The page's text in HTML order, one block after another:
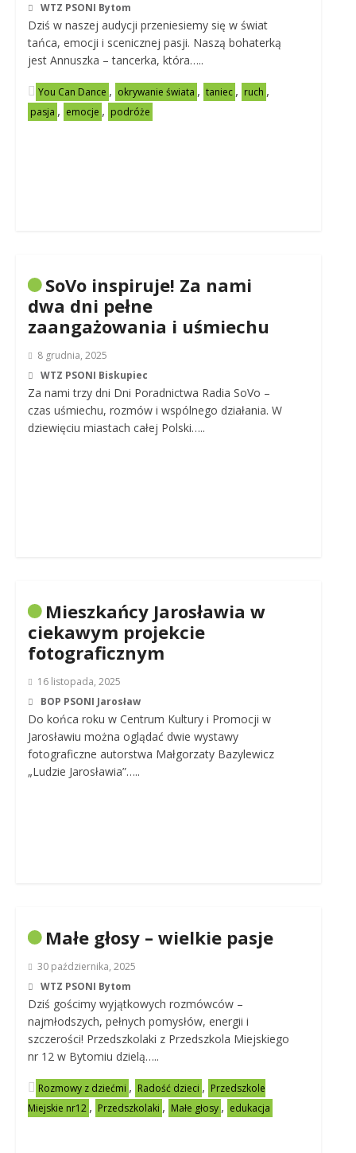
WTZ PSONI Bytom
Dziś w naszej audycji przeniesiemy się w świat
tańca, emocji i scenicznej pasji. Naszą bohaterką
jest Annuszka – tancerka, która…..
You Can Dance , okrywanie świata , taniec , ruch ,
pasja , emocje , podróże
SoVo inspiruje! Za nami
dwa dni pełne
zaangażowania i uśmiechu
8 grudnia, 2025
WTZ PSONI Biskupiec
Za nami trzy dni Dni Poradnictwa Radia SoVo –
czas uśmiechu, rozmów i wspólnego działania. W
dziewięciu miastach całej Polski…..
Mieszkańcy Jarosławia w
ciekawym projekcie
fotograficznym
16 listopada, 2025
BOP PSONI Jarosław
Do końca roku w Centrum Kultury i Promocji w
Jarosławiu można oglądać dwie wystawy
fotograficzne autorstwa Małgorzaty Bazylewicz
„Ludzie Jarosławia”…..
Małe głosy – wielkie pasje
30 października, 2025
WTZ PSONI Bytom
Dziś gościmy wyjątkowych rozmówców –
najmłodszych, pełnych pomysłów, energii i
szczerości! Przedszkolaki z Przedszkola Miejskiego
nr 12 w Bytomiu dzielą…..
Rozmowy z dziećmi , Radość dzieci , Przedszkole
Miejskie nr12 , Przedszkolaki , Małe głosy , edukacja